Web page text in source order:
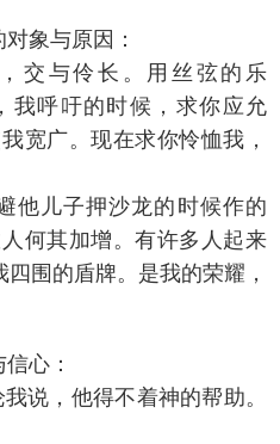
象与原因：
交与伶长。用丝弦的乐
我呼吁的时候，求你应允
宽广。现在求你怜恤我，
他儿子押沙龙的时候作的
何其加增。有许多人起来
围的盾牌。是我的荣耀，
心：
说，他得不着神的帮助。